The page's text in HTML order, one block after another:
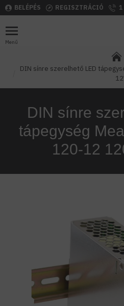
BELÉPÉS REGISZTRÁCIÓ 1
DIN sínre szerelhető LED
DIN sínre
tápegység
120-12